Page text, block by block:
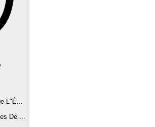
L"É...
De ...